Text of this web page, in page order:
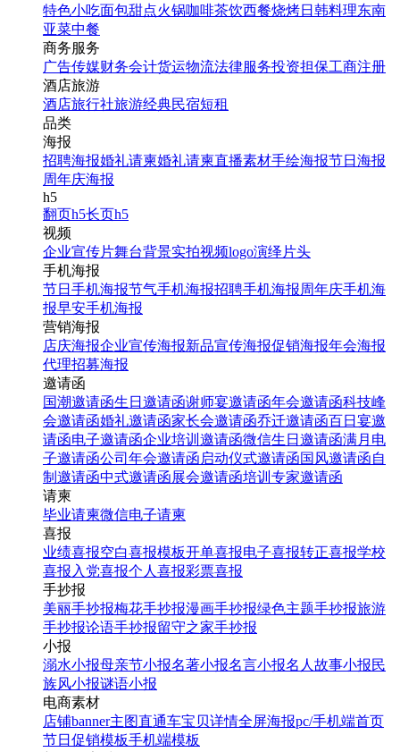
特色小吃面包甜点火锅咖啡茶饮西餐烧烤日韩料理东南
亚菜中餐
商务服务
广告传媒财务会计货运物流法律服务投资担保工商注册
酒店旅游
酒店旅行社旅游经典民宿短租
品类
海报
招聘海报婚礼请柬婚礼请柬直播素材手绘海报节日海报
周年庆海报
h5
翻页h5长页h5
视频
企业宣传片舞台背景实拍视频logo演绎 片头
手机海报
节日手机海报节气手机海报招聘手机海报周年庆手机海
报早安手机海报
营销海报
店庆海报企业宣传海报新品宣传海报促销海报年会海报
代理招募海报
邀请函
国潮邀请函生日邀请函谢师宴邀请函年会邀请函科技峰
会邀请函婚礼邀请函家长会邀请函乔迁邀请函百日宴邀
请函电子邀请函企业培训邀请函微信生日邀请函满月电
子邀请函公司年会邀请函 启动仪式邀请函国风邀请函自
制邀请函中式邀请函展会邀请函培训专家邀请函
请柬
毕业请柬微信电子请柬
喜报
业绩喜报空白喜报模板开单喜报电子喜报转正喜报学校
喜报 入党喜报个人喜报彩票喜报
手抄报
美丽手抄报梅花手抄报漫画手抄报绿色主题手抄报旅游
手抄报论语手抄报留守之家手抄报
小报
溺水小报母亲节小报名著小报名言小报名人故事小报民
族风小报谜语小报
电商素材
店铺banner主图直通车宝贝详情全屏海报pc/手机端首页
节日促销模板手机端模板